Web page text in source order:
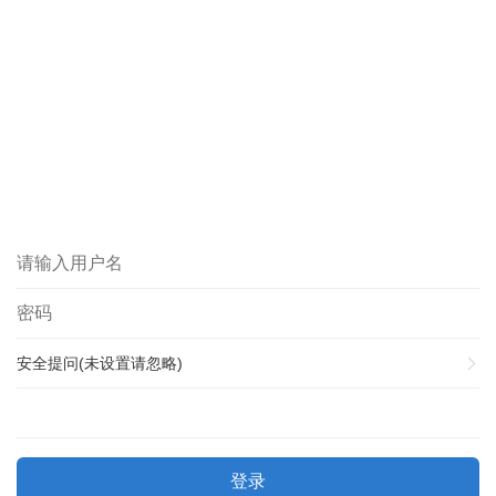
安全提问(未设置请忽略)
登录